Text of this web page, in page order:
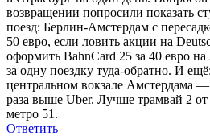
возвращении попросили показать
поезд: Берлин-Амстердам с
50 евро, если ловить акции на
оформить BahnCard 25 за 40 евро
за одну поездку туда-обратно. И
центральном вокзале Амстердама
раза выше Uber. Лучше трамвай 2 от
метро 51.
Ответить